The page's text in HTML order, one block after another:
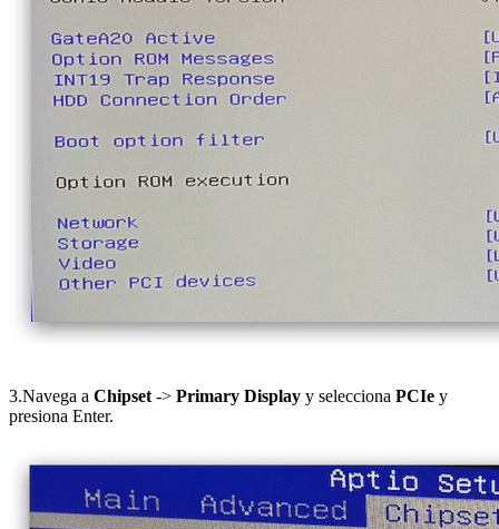
3.Navega a Chipset -> Primary Display y selecciona PCIe y
presiona Enter.